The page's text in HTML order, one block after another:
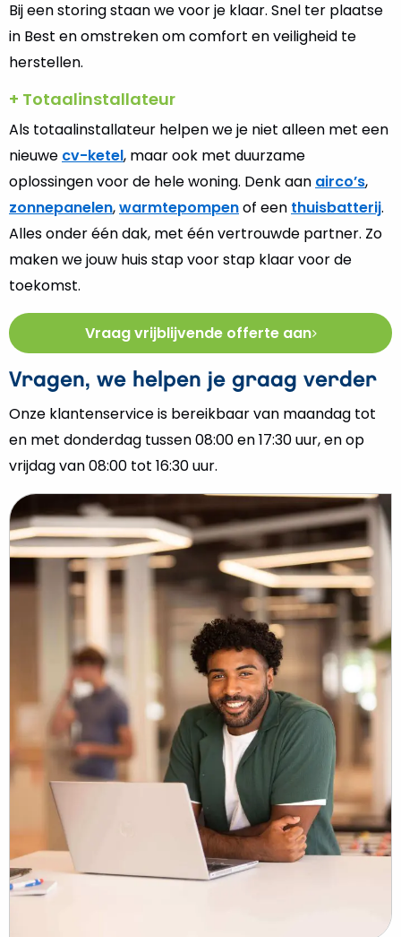
Bij een storing staan we voor je klaar. Snel ter plaatse
in Best en omstreken om comfort en veiligheid te
herstellen.
+ Totaalinstallateur
Als totaalinstallateur helpen we je niet alleen met een
nieuwe cv-ketel, maar ook met duurzame
oplossingen voor de hele woning. Denk aan airco’s,
zonnepanelen,warmtepompenof een thuisbatterij.
Alles onder één dak, met één vertrouwde partner. Zo
maken we jouw huis stap voor stap klaar voor de
toekomst.
Vraag vrijblijvende offerte aan
Vragen, we helpen je graag verder
Onze klantenservice is bereikbaar van maandag tot
en met donderdag tussen 08:00 en 17:30 uur, en op
vrijdag van 08:00 tot 16:30 uur.
Lees
meer
over
WhatsApp